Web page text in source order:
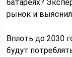
батареях?
рынок и
Вплоть до 2030
будут